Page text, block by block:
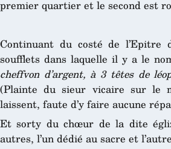
premier quartier et le second est
Continuant du costé de
soufflets dans laquelle il y a le
cheffvon d’argent, à 3 têtes de
(Plainte du sieur vicaire sur le
laissent, faute d’y faire aucune
Et sorty du chœur de la dite
autres, l’un dédié au sacre et